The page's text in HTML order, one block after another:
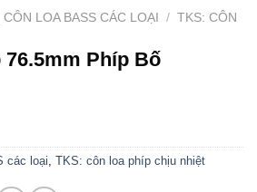
wishlist
CÔN LOA BASS CÁC LOẠI / TKS: CÔN
Phíp Bố
các loại, TKS: côn loa phíp chịu nhiệt